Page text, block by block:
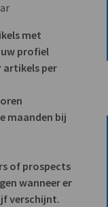
met
uw profiel
artikels per
maanden bij
of prospects
wanneer er
verschijnt.